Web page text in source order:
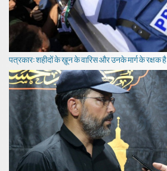
पत्रकार: शहीदों के ख़ून के वारिस और उनके मार्ग के रक्षक है